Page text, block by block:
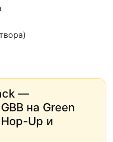
—
на Green
Up и